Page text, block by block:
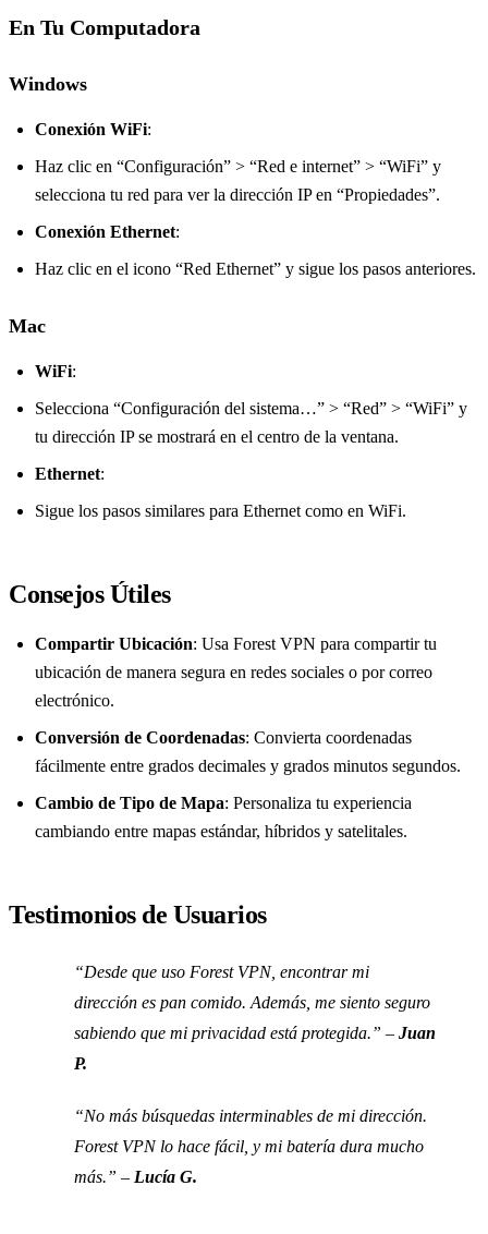
En Tu Computadora
Windows
Conexión WiFi:
Haz clic en “Configuración” > “Red e internet” > “WiFi” y
selecciona tu red para ver la dirección IP en “Propiedades”.
Conexión Ethernet:
Haz clic en el icono “Red Ethernet” y sigue los pasos anteriores.
Mac
WiFi:
Selecciona “Configuración del sistema…” > “Red” > “WiFi” y
tu dirección IP se mostrará en el centro de la ventana.
Ethernet:
Sigue los pasos similares para Ethernet como en WiFi.
Consejos Útiles
Compartir Ubicación: Usa Forest VPN para compartir tu
ubicación de manera segura en redes sociales o por correo
electrónico.
Conversión de Coordenadas: Convierta coordenadas
fácilmente entre grados decimales y grados minutos segundos.
Cambio de Tipo de Mapa: Personaliza tu experiencia
cambiando entre mapas estándar, híbridos y satelitales.
Testimonios de Usuarios
“Desde que uso Forest VPN, encontrar mi
dirección es pan comido. Además, me siento seguro
sabiendo que mi privacidad está protegida.” – Juan
P.
“No más búsquedas interminables de mi dirección.
Forest VPN lo hace fácil, y mi batería dura mucho
más.” – Lucía G.